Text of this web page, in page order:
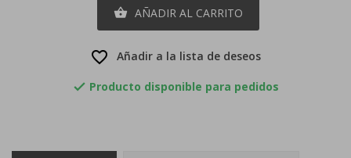
 AÑADIR AL CARRITO
favorite_border Añadir a la lista de deseos
 Producto disponible para pedidos